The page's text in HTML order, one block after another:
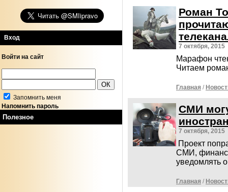
Вход
Войти на сайт
Запомнить меня
Напомнить пароль
Полезное
Роман
7 октября, 2015
Марафон
Читаем
Главная /
СМИ
7 октября, 2015
Проект
СМИ,
уведомлять
Главная /